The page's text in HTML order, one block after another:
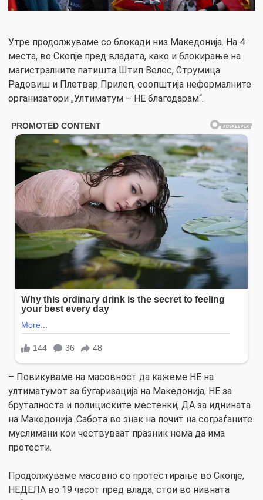
Утре продолжуваме со блокади низ Македонија. На 4
места, во Скопје пред владата, како и блокирање на
магистралните патишта Штип Велес, Струмица
Радовиш и Плетвар Прилеп, соопштија неформалните
организатори „Ултиматум – НЕ благодарам“.
– Повикуваме на масовност да кажеме НЕ на
ултиматумот за бугаризација на Македонија, НЕ за
бруталноста и полициските местенки, ДА за иднината
на Македонија. Сабота во знак на почит на сограѓаните
муслимани кои чествуваат празник нема да има
протести.
Продолжуваме масовно со протестирање во Скопје,
НЕДЕЛА во 19 часот пред влада, стои во нивната